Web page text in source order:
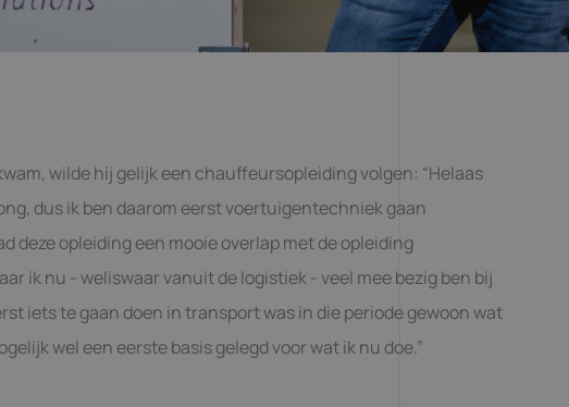
wilde hij gelijk een chauffeursopleiding volgen: “Helaas
dus ik ben daarom eerst voertuigentechniek gaan
deze opleiding een mooie overlap met de opleiding
ik nu - weliswaar vanuit de logistiek - veel mee bezig ben bij
iets te gaan doen in transport was in die periode gewoon wat
wel een eerste basis gelegd voor wat ik nu doe.”